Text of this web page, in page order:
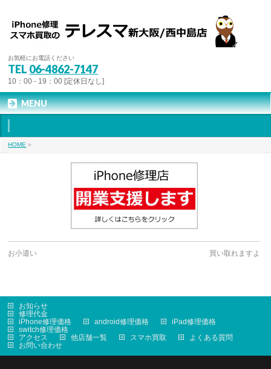
お気軽にお電話ください
TEL 06-4862-7147
10：00 - 19：00 [定休日なし]
MENU
HOME »
お小遣い 買い取れますよ
お知らせ
修理代金
iPhone修理価格
android修理価格
iPad修理価格
switch修理価格
アクセス
他店舗一覧 スマホ買取
よくある質問
お問い合わせ